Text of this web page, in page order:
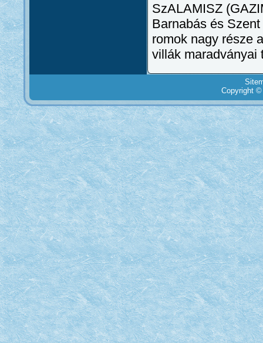
SzALAMISZ
Barnabás és
romok nagy része
villák maradványai
Copyright ©